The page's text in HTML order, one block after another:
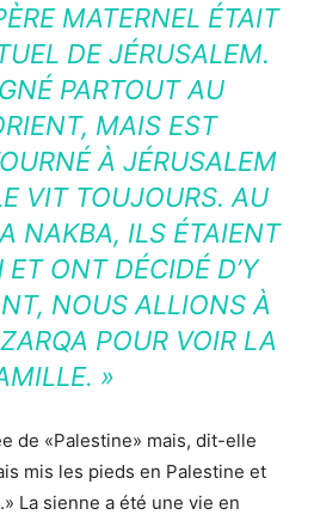
MATERNEL ÉTAIT
DE JÉRUSALEM.
PARTOUT AU
MAIS EST
À JÉRUSALEM
VIT TOUJOURS. AU
NAKBA, ILS ÉTAIENT
ONT DÉCIDÉ D’Y
NOUS ALLIONS À
POUR VOIR LA
»
de «Palestine» mais, dit-elle
mis les pieds en Palestine et
La sienne a été une vie en